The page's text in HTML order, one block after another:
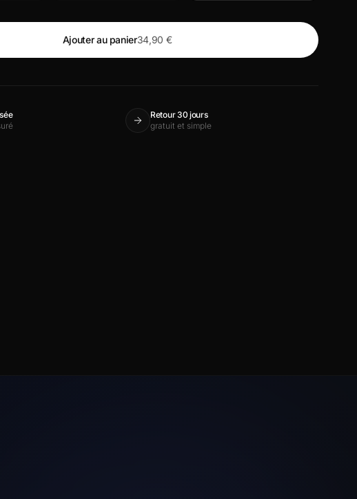
Ajouter au panier34,90 €
Retour 30 jours
gratuit et simple